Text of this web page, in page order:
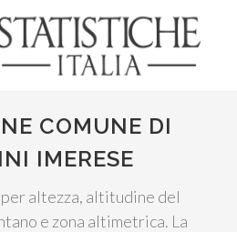
COMUNE DI
IMERESE
altezza, altitudine del
e zona altimetrica. La